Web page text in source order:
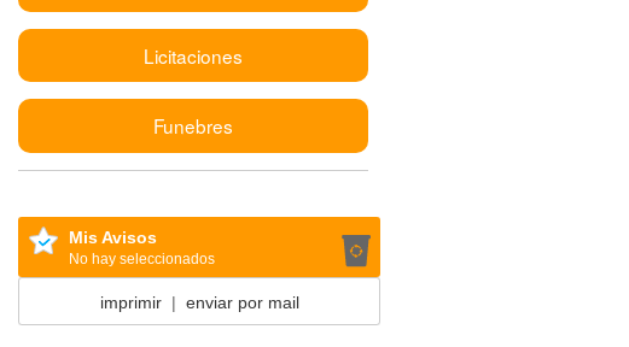
Licitaciones
Funebres
Mis Avisos
No hay seleccionados
imprimir| enviar por mail